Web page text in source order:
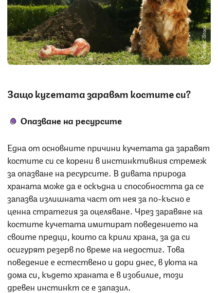
Снимка: iStock
Защо кучетата заравят костите си?
Опазване на ресурсите
Една от основните причини кучетата да заравят
костите си се корени в инстинктивния стремеж
за опазване на ресурсите. В дивата природа
храната може да е оскъдна и способността да се
запазва излишната част от нея за по-късно е
ценна стратегия за оцеляване. Чрез заравяне на
костите кучетата имитират поведението на
своите предци, които са крили храна, за да си
осигурят резерв по време на недостиг. Това
поведение е естествено и дори днес, в уюта на
дома си, където храната е в изобилие, този
древен инстинкт се е запазил.